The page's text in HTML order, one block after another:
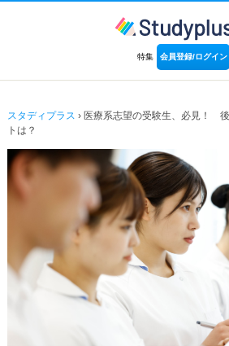
特集 会員登録/ログイン
スタディプラス › 医療系志望の受験生、必見！
トは？